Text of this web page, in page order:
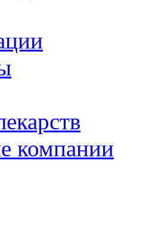
компании